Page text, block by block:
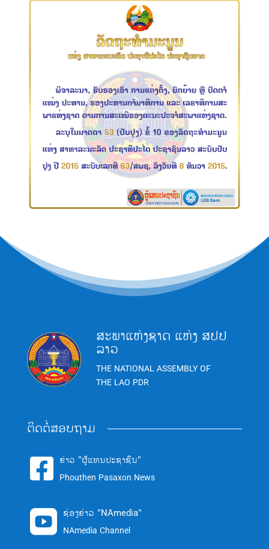
ສະພາແຫ່ງຊາດ ແຫ່ງ ສປປ
ລາວ
THE NATIONAL ASSEMBLY OF
THE LAO PDR
ຕິດຕໍ່ສອບຖາມ
 ຂ່າວ "ຜູ້ແທນປະຊາຊົນ"
Phouthen Pasaxon News
 ຊ່ອງຂ່າວ "NAmedia"
NAmedia Channel